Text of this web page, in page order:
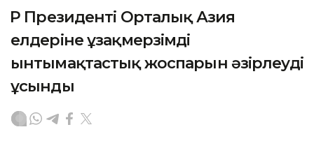
ҚР Президенті Орталық Азия
елдеріне ұзақмерзімді
ынтымақтастық жоспарын әзірлеуді
ұсынды